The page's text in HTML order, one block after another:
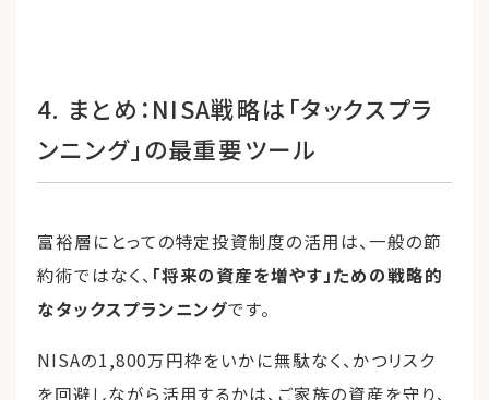
4. まとめ：NISA戦略は「タックスプラ
ンニング」の最重要ツール
富裕層にとっての特定投資制度の活用は、一般の節
約術ではなく、 「将来の資産を増やす」ための戦略的
なタックスプランニングです。
NISAの1,800万円枠をいかに無駄なく、かつリスク
を回避しながら活用するかは、ご家族の資産を守り、